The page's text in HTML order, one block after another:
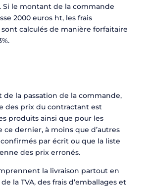
Si le montant de la commande
2000 euros ht, les frais
calculés de manière forfaitaire
de la passation de la commande,
des prix du contractant est
produits ainsi que pour les
ce dernier, à moins que d’autres
par écrit ou que la liste
des prix erronés.
la livraison partout en
la TVA, des frais d’emballages et